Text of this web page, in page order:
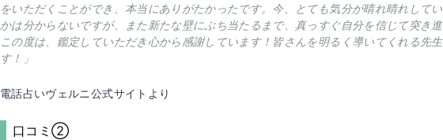
をいただくことができ、本当にありがたかったです。今、とても気分が晴れ晴れして
かは分からないですが、また新たな壁にぶち当たるまで、真っすぐ自分を信じて突き
この度は、鑑定していただき心から感謝しています！皆さんを明るく導いてくれる先
す！」
電話占いヴェルニ公式サイトより
口コミ②